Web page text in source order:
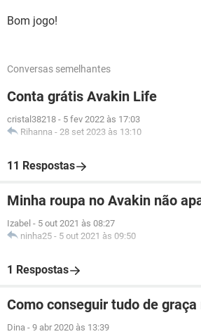
Bom jogo!
Conversas semelhantes
Conta grátis Avakin Life
cristal38218 - 5 fev 2022 às 17:03
Rihanna - 28 set 2023 às 13:10
11 Respostas
Minha roupa no Avakin não
Izabel - 5 out 2021 às 08:27
ninha25 - 5 out 2021 às 09:50
1 Respostas
Como conseguir tudo de
Dina - 9 abr 2020 às 13:39